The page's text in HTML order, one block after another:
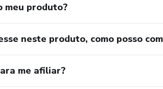
meu produto?
neste produto, como posso
me afiliar?